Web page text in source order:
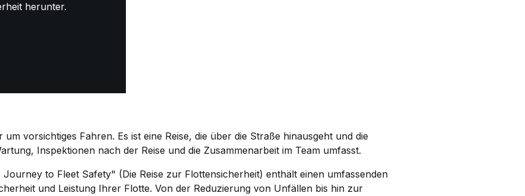
herunter.
vorsichtiges Fahren. Es ist eine Reise, die über die Straße hinausgeht und die
Inspektionen nach der Reise und die Zusammenarbeit im Team umfasst.
to Fleet Safety" (Die Reise zur Flottensicherheit) enthält einen umfassenden
und Leistung Ihrer Flotte. Von der Reduzierung von Unfällen bis hin zur